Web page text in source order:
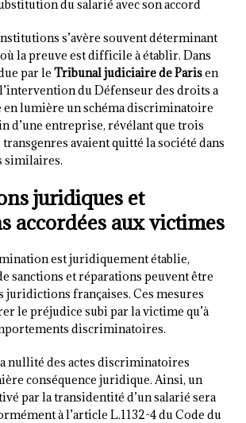
du salarié avec son accord
s’avère souvent déterminant
la preuve est difficile à établir. Dans
par le Tribunal judiciaire de Parisen
du Défenseur des droits a
lumière un schéma discriminatoire
d’une entreprise, révélant que trois
avaient quitté la société dans
similaires.
juridiques et
accordées aux victimes
est juridiquement établie,
sanctions et réparations peuvent être
juridictions françaises. Ces mesures
le préjudice subi par la victime qu’à
discriminatoires.
nullité des actes discriminatoires
conséquence juridique. Ainsi, un
par la transidentité d’un salarié sera
à l’article L.1132-4 du Code du